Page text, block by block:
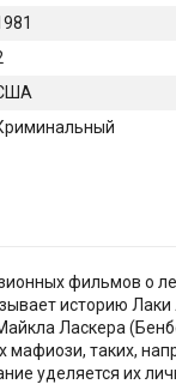
фильмов о
историю
Ласкера
мафиози, таких,
уделяется их